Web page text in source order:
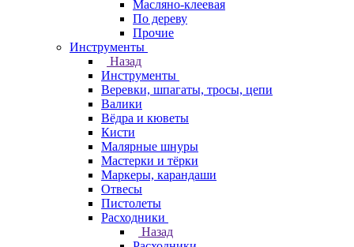
Масляно-клеевая
По дереву
Прочие
Инструменты
Назад
Инструменты
Веревки, шпагаты, тросы, цепи
Валики
Вёдра и кюветы
Кисти
Малярные шнуры
Мастерки и тёрки
Маркеры, карандаши
Отвесы
Пистолеты
Расходники
Назад